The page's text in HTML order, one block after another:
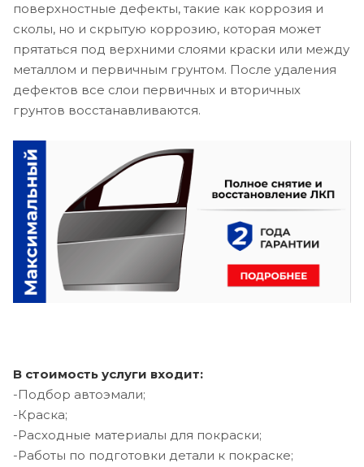
поверхностные дефекты, такие как коррозия и
сколы, но и скрытую коррозию, которая может
прятаться под верхними слоями краски или между
металлом и первичным грунтом. После удаления
дефектов все слои первичных и вторичных
грунтов восстанавливаются.
В стоимость услуги входит:
-Подбор автоэмали;
-Краска;
-Расходные материалы для покраски;
-Работы по подготовки детали к покраске;